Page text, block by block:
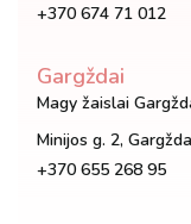
+370 674 71 012
Gargždai
Magy žaislai
Minijos g. 2,
+370 655 268 95